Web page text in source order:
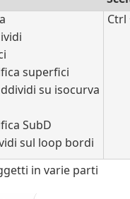
superfici
su isocurva
SubD
sul loop bordi
Ctrl
in varie parti